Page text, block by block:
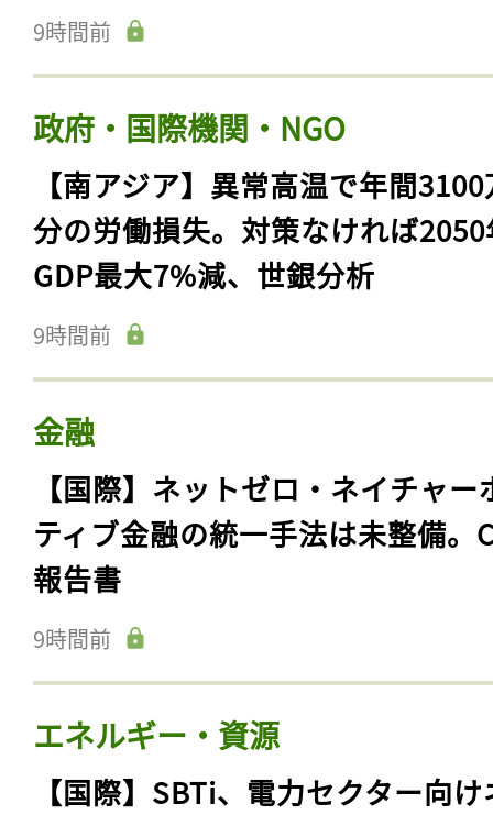
9時間前
政府・国際機関・NGO
【南アジア】異常高温で年間
分の労働損失。対策なければ
GDP最大7%減、世銀分析
9時間前
金融
【国際】ネットゼロ・ネイチャー
ティブ金融の統一手法は未整備。
報告書
9時間前
エネルギー・資源
【国際】SBTi、電力セクター向